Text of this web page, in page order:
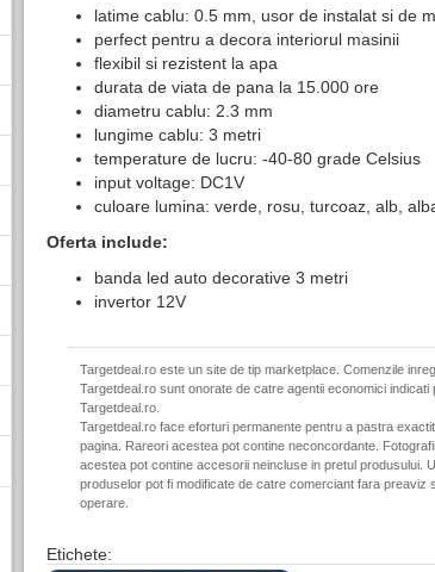
latime cablu: 0.5 mm, usor de instalat si de
perfect pentru a decora interiorul masinii
flexibil si rezistent la apa
durata de viata de pana la 15.000 ore
diametru cablu: 2.3 mm
lungime cablu: 3 metri
temperature de lucru: -40-80 grade Celsius
input voltage: DC1V
culoare lumina: verde, rosu, turcoaz, alb,
Oferta include:
banda led auto decorative 3 metri
invertor 12V
Targetdeal.ro este un site de tip marketplace. Comenzile
Targetdeal.ro sunt onorate de catre agentii economici indicati
Targetdeal.ro.
Targetdeal.ro face eforturi permanente pentru a pastra
pagina. Rareori acestea pot contine neconcordante.
acestea pot contine accesorii neincluse in pretul produsului.
produselor pot fi modificate de catre comerciant fara preaviz
operare.
Etichete: